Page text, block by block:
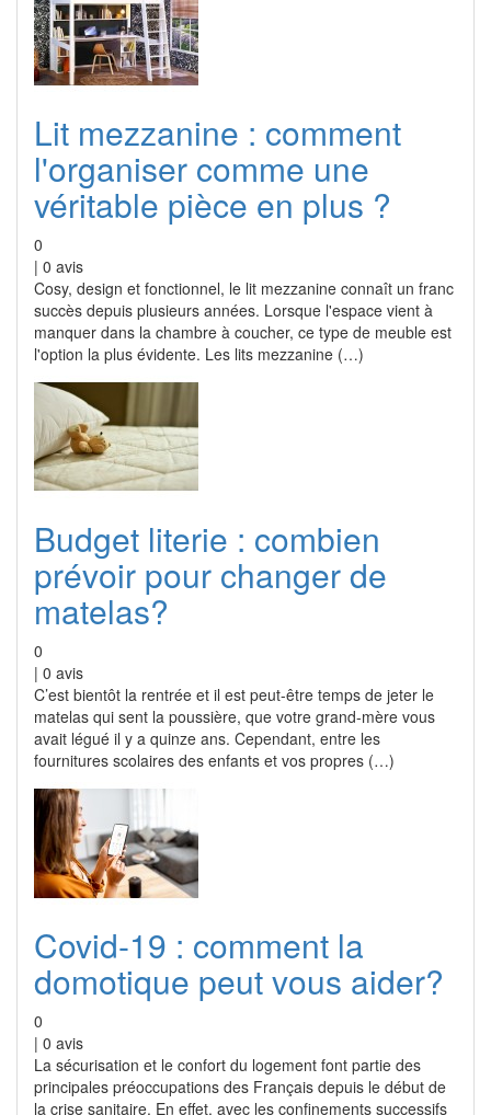
Lit mezzanine : comment
l'organiser comme une
véritable pièce en plus ?
0
| 0 avis
Cosy, design et fonctionnel, le lit mezzanine connaît un franc
succès depuis plusieurs années. Lorsque l'espace vient à
manquer dans la chambre à coucher, ce type de meuble est
l'option la plus évidente. Les lits mezzanine (…)
Budget literie : combien
prévoir pour changer de
matelas?
0
| 0 avis
C’est bientôt la rentrée et il est peut-être temps de jeter le
matelas qui sent la poussière, que votre grand-mère vous
avait légué il y a quinze ans. Cependant, entre les
fournitures scolaires des enfants et vos propres (…)
Covid-19 : comment la
domotique peut vous aider?
0
| 0 avis
La sécurisation et le confort du logement font partie des
principales préoccupations des Français depuis le début de
la crise sanitaire. En effet, avec les confinements successifs